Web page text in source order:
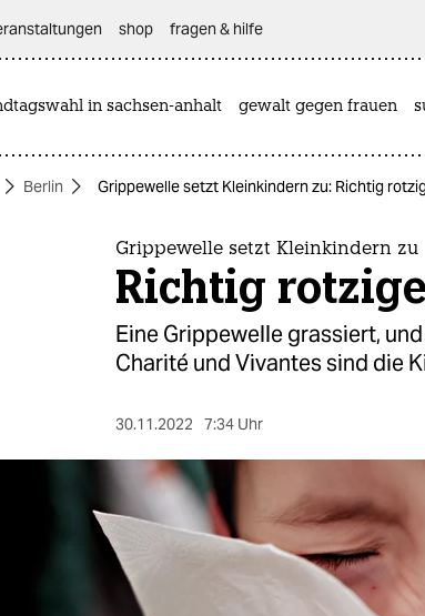
shop fragen & hilfe
in sachsen-anhalt gewalt gegen frauen
Berlin Grippewelle setzt Kleinkindern zu: Richtig
Grippewelle setzt Kleinkindern zu
Richtig
Eine Grippewelle grassiert,
Charité und Vivantes sind die
30.11.2022 7:34 Uhr